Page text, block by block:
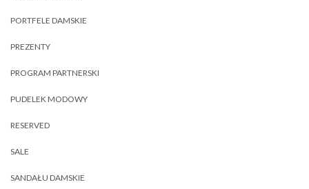
PORTFELE DAMSKIE
PREZENTY
PROGRAM PARTNERSKI
PUDELEK MODOWY
RESERVED
SALE
SANDAŁU DAMSKIE